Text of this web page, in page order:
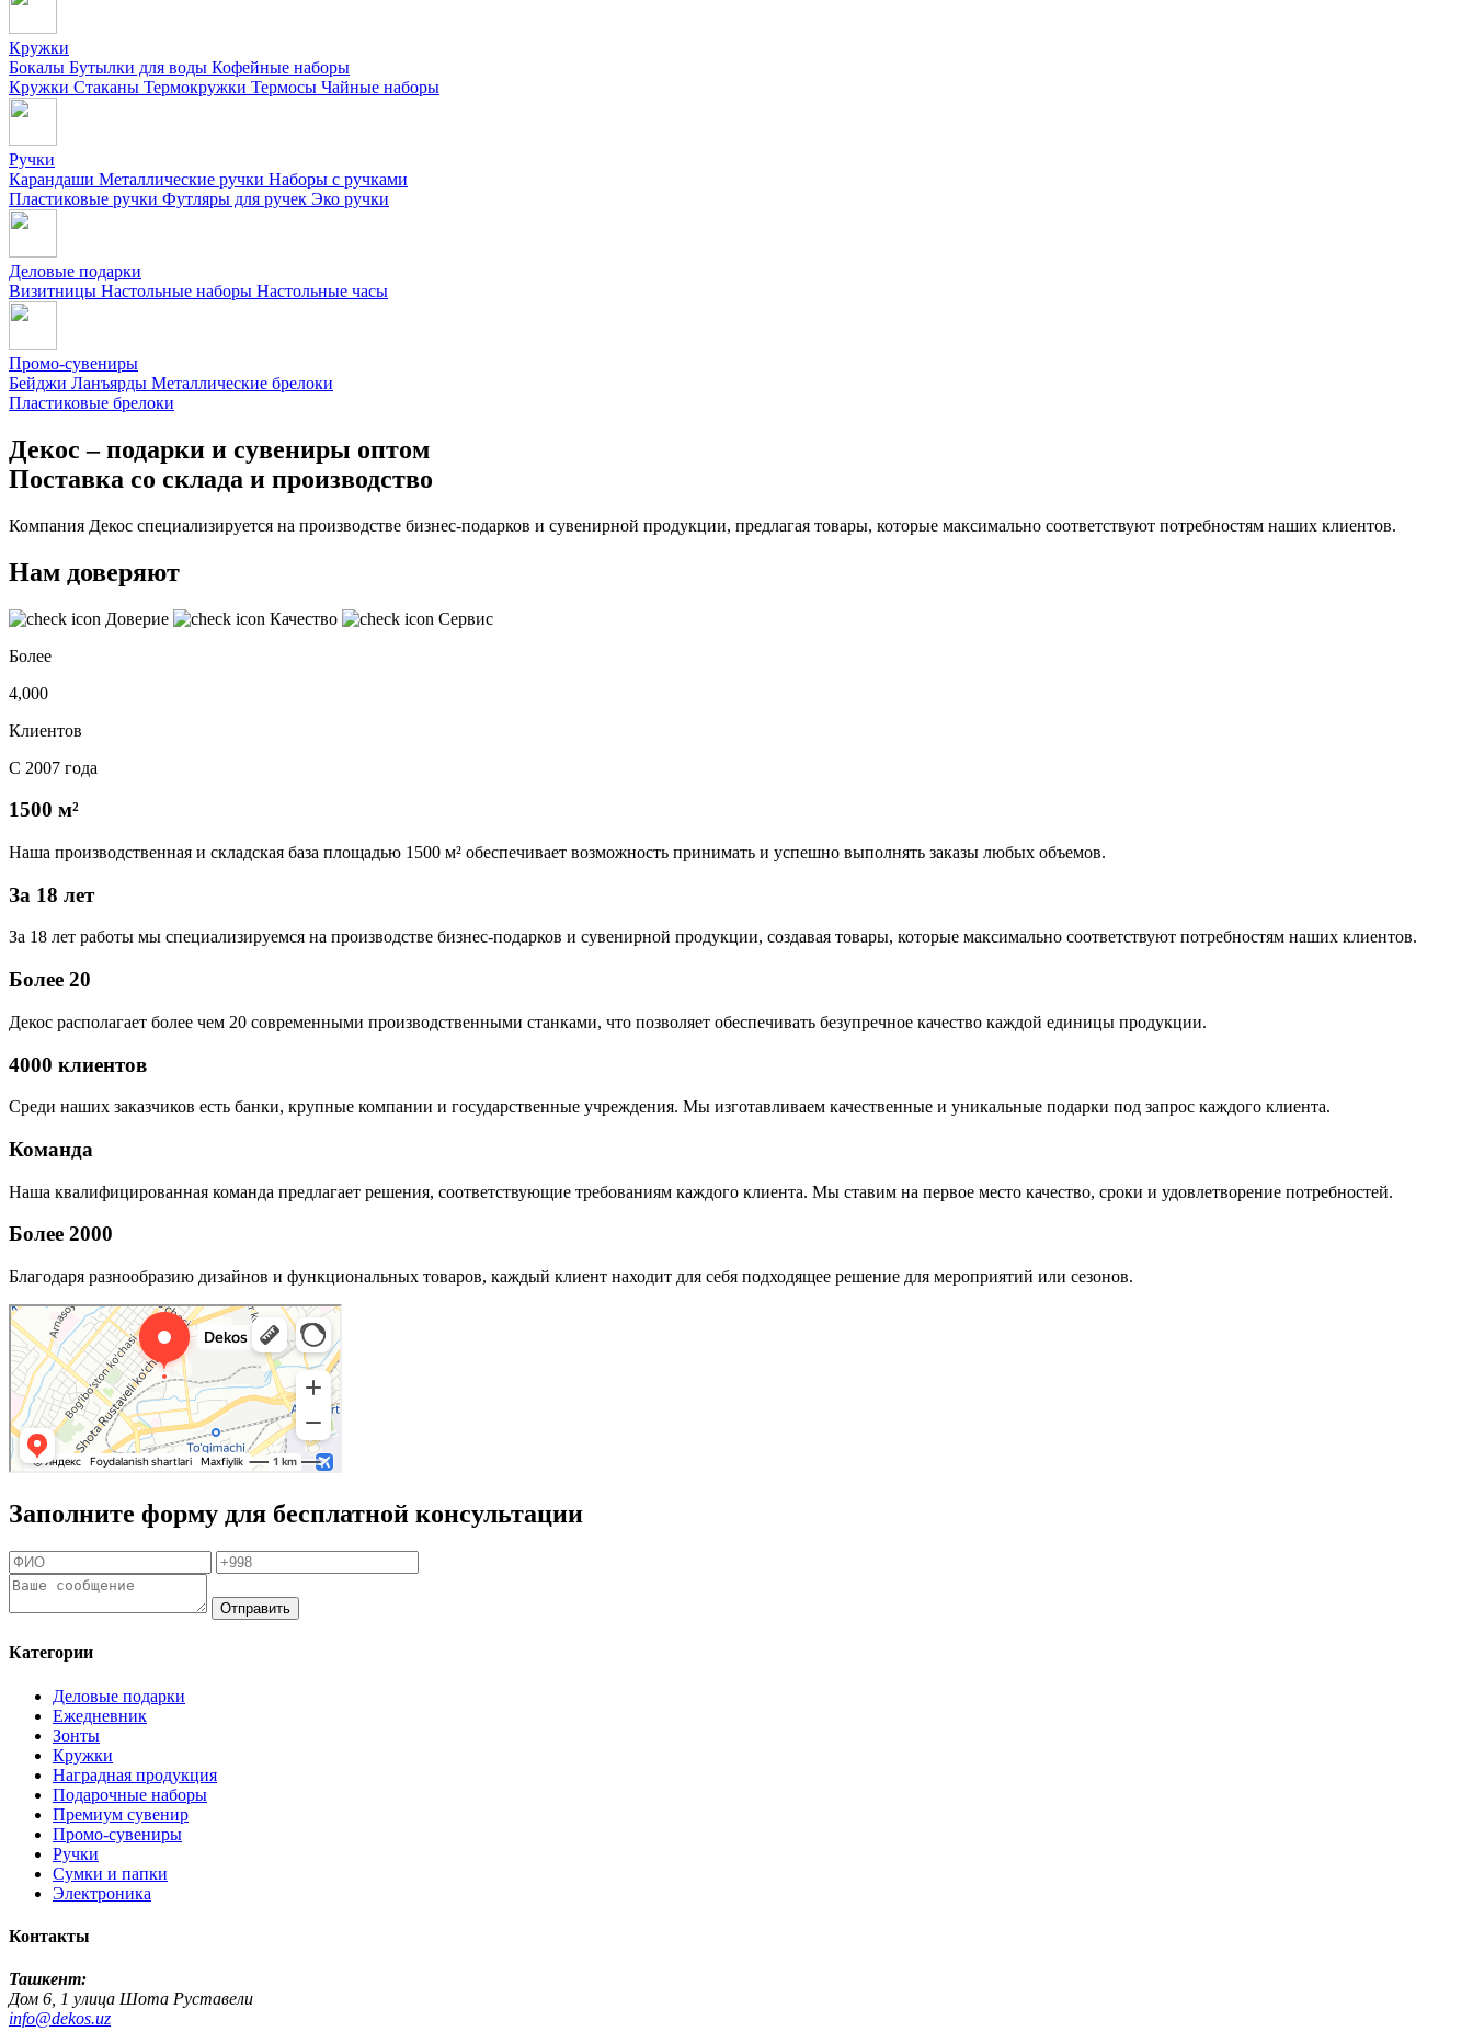
Кружки
Бокалы Бутылки для воды Кофейные наборы
Кружки Стаканы Термокружки Термосы Чайные наборы
Ручки
Карандаши Металлические ручки Наборы с ручками
Пластиковые ручки Футляры для ручек Эко ручки
Деловые подарки
Визитницы Настольные наборы Настольные часы
Промо-сувениры
Бейджи Ланъярды Металлические брелоки
Пластиковые брелоки
Декос – подарки и сувениры оптом
Поставка со склада и производство
Компания Декос специализируется на производстве бизнес-подарков и сувенирной продукции, предлагая товары, которые максимально соответствуют потребностям наших клиентов.
Нам доверяют
Доверие Качество
Сервис
Более
4,000
Клиентов
С 2007 года
1500 м²
Наша производственная и складская база площадью 1500 м² обеспечивает возможность принимать и успешно выполнять заказы любых объемов.
За 18 лет
За 18 лет работы мы специализируемся на производстве бизнес-подарков и сувенирной продукции, создавая товары, которые максимально соответствуют потребностям наших клиентов.
Более 20
Декос располагает более чем 20 современными производственными станками, что позволяет обеспечивать безупречное качество каждой единицы продукции.
4000 клиентов
Среди наших заказчиков есть банки, крупные компании и государственные учреждения. Мы изготавливаем качественные и уникальные подарки под запрос каждого клиента.
Команда
Наша квалифицированная команда предлагает решения, соответствующие требованиям каждого клиента. Мы ставим на первое место качество, сроки и удовлетворение потребностей.
Более 2000
Благодаря разнообразию дизайнов и функциональных товаров, каждый клиент находит для себя подходящее решение для мероприятий или сезонов.
Заполните форму для бесплатной консультации
Отправить
Категории
Деловые подарки
Ежедневник
Зонты
Кружки
Наградная продукция
Подарочные наборы
Премиум сувенир
Промо-сувениры
Ручки
Сумки и папки
Электроника
Контакты
Ташкент:
Дом 6, 1 улица Шота Руставели
info@dekos.uz